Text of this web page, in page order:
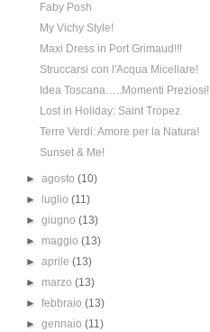
Faby Posh
My Vichy Style!
Maxi Dress in Port Grimaud!!!
Struccarsi con l'Acqua Micellare!
Idea Toscana…..Momenti Preziosi!
Lost in Holiday: Saint Tropez
Terre Verdi: Amore per la Natura!
Sunset & Me!
►agosto(10)
►
luglio(11)
►giugno(13)
► maggio(13)
►aprile(13)
► marzo(13)
►febbraio(13)
►gennaio(11)